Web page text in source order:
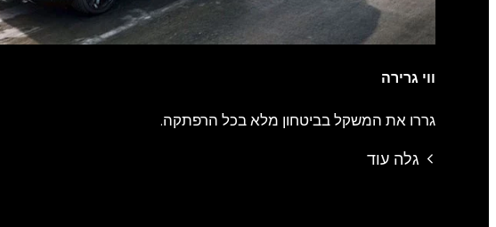
ווי גרירה
גררו את המשקל בביטחון מלא בכל הרפתקה.
גלה עוד